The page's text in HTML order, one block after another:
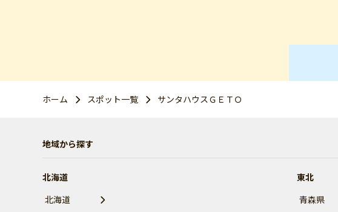
ホーム スポット一覧 サンタハウスＧＥＴＯ
地域から探す
北海道
北海道
東北
青森県